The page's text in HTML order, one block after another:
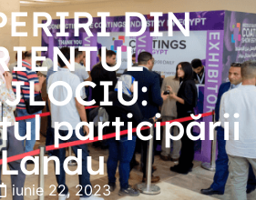
DIN
participării
iunie 22, 2023